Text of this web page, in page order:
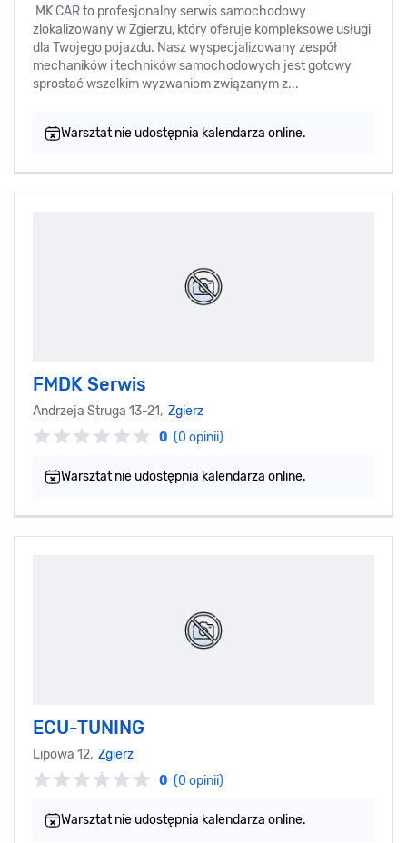
MK CAR to profesjonalny serwis samochodowy
zlokalizowany w Zgierzu, który oferuje kompleksowe usługi
dla Twojego pojazdu. Nasz wyspecjalizowany zespół
mechaników i techników samochodowych jest gotowy
sprostać wszelkim wyzwaniom związanym z...
Warsztat nie udostępnia kalendarza online.
FMDK Serwis
Andrzeja Struga 13-21, Zgierz
0 (0 opinii)
Warsztat nie udostępnia kalendarza online.
ECU-TUNING
Lipowa 12, Zgierz
0 (0 opinii)
Warsztat nie udostępnia kalendarza online.